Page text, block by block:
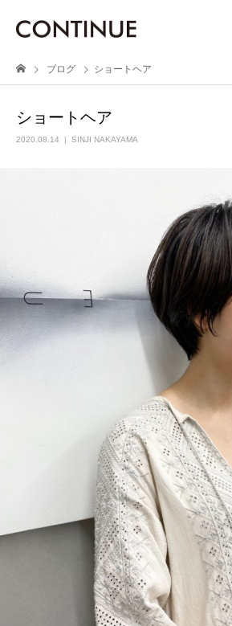
ブログ ショートヘア
ショートヘア
2020.08.14 SINJI NAKAYAMA